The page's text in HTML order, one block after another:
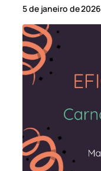
5 de janeiro de 2026